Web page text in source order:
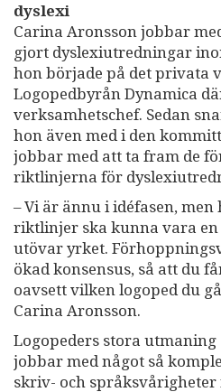
dyslexi
Carina Aronsson jobbar
gjort dyslexiutredningar
hon började på det privata
Logopedbyrån Dynamica
verksamhetschef. Sedan
hon även med i den
jobbar med att ta fram de
riktlinjerna för
– Vi är ännu i idéfasen,
riktlinjer ska kunna vara en
utövar yrket.
ökad konsensus, så att du
oavsett vilken logoped du
Carina Aronsson.
Logopeders stora utmaning
jobbar med något så
skriv- och språksvårigheter